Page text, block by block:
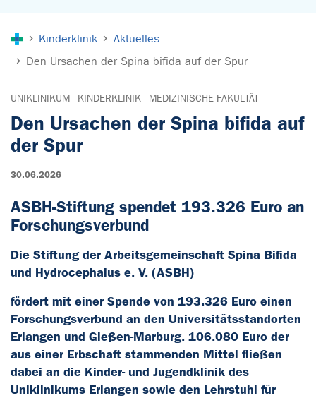
Kinderklinik
Aktuelles
Den Ursachen der Spina bifida auf der Spur
UNIKLINIKUM KINDERKLINIK MEDIZINISCHE FAKULTÄT
Den Ursachen der Spina bifida auf
der Spur
30.06.2026
ASBH-Stiftung spendet 193.326 Euro an
Forschungsverbund
Die Stiftung der Arbeitsgemeinschaft Spina Bifida
und Hydrocephalus e. V. (ASBH)
fördert mit einer Spende von 193.326 Euro einen
Forschungsverbund an den Universitätsstandorten
Erlangen und Gießen-Marburg. 106.080 Euro der
aus einer Erbschaft stammenden Mittel fließen
dabei an die Kinder- und Jugendklinik des
Uniklinikums Erlangen sowie den Lehrstuhl für